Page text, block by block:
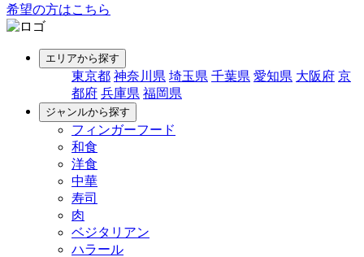
希望の方はこちら
エリアから探す
東京都 神奈川県 埼玉県 千葉県 愛知県 大阪府 京
都府 兵庫県 福岡県
ジャンルから探す
フィンガーフード
和食
洋食
中華
寿司
肉
ベジタリアン
ハラール